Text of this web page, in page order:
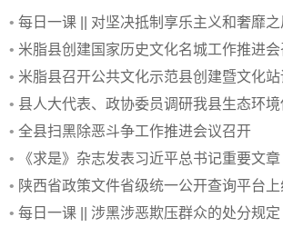
• 每日一课 || 对坚决抵制享乐主义和奢靡
• 米脂县创建国家历史文化名城工作推进
• 米脂县召开公共文化示范县创建暨文化
• 县人大代表、政协委员调研我县生态环
• 全县扫黑除恶斗争工作推进会议召开
•
《求是》杂志发表习近平总书记重要文
上》
• 陕西省政策文件省级统一公开查询平台上
• 每日一课 || 涉黑涉恶欺压群众的处分规定